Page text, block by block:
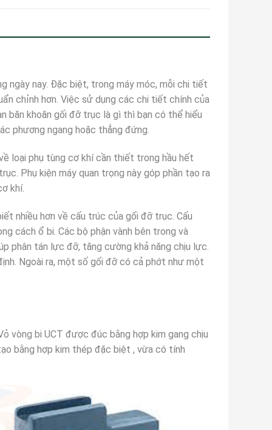
ngày nay. Đặc biệt, trong máy móc, mỗi chi tiết
chỉnh hơn. Việc sử dụng các chi tiết chính của
băn khoăn gối đỡ trục là gì thì bạn có thể hiểu
phương ngang hoặc thẳng đứng.
loại phụ tùng cơ khí cần thiết trong hầu hết
Phụ kiện máy quan trọng này góp phần tạo ra
khí.
nhiều hơn về cấu trúc của gối đỡ trục. Cấu
cách ổ bi. Các bộ phận vành bên trong và
phân tán lực đỡ, tăng cường khả năng chịu lực.
Ngoài ra, một số gối đỡ có cả phớt như một
vòng bi UCT được đúc bằng hợp kim gang chịu
bằng hợp kim thép đặc biệt , vừa có tính